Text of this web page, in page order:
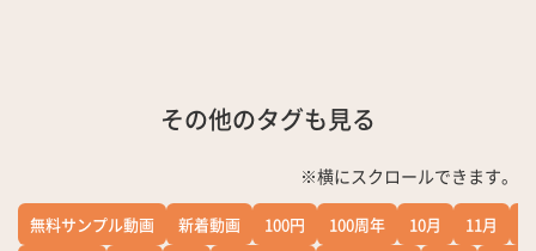
その他のタグも見る
※横にスクロールできます。
無料サンプル動画 新着動画 100円 100周年 10月 11月